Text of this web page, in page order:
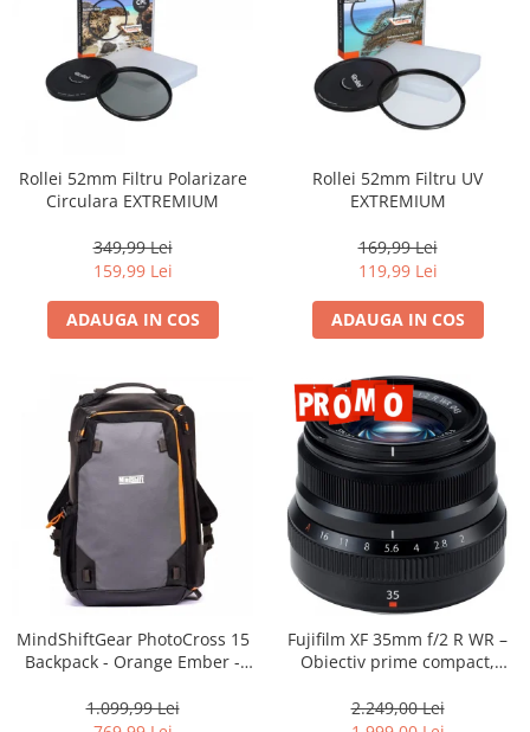
Rollei 52mm Filtru Polarizare
Circulara EXTREMIUM
349,99 Lei
159,99 Lei
ADAUGA IN COS
Rollei 52mm Filtru UV
EXTREMIUM
169,99 Lei
119,99 Lei
ADAUGA IN COS
MindShiftGear PhotoCross 15
Backpack - Orange Ember -
1.099,99 Lei
Fujifilm XF 35mm f/2 R WR –
Obiectiv prime compact,
intemperii pentru fotografie
2.249,00 Lei